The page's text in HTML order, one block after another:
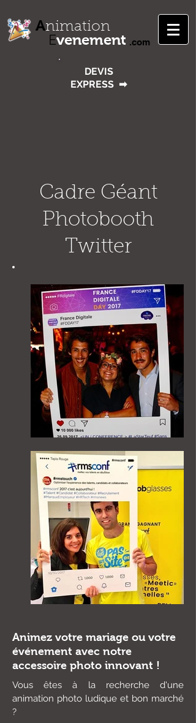
Animation
.com
Evenement
DEVIS
EXPRESS ➡
Cadre Géant
Photobooth
Twitter
Animez votre mariage ou votre
événement avec notre
accessoire photo innovant !
Vous êtes à la recherche d'une
animation photo ludique et bon marché
?